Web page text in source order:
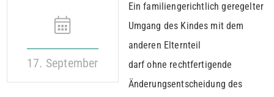
17. September
Ein familiengerichtlich geregelter
Umgang des Kindes mit dem
anderen Elternteil
darf ohne rechtfertigende
Änderungsentscheidung des